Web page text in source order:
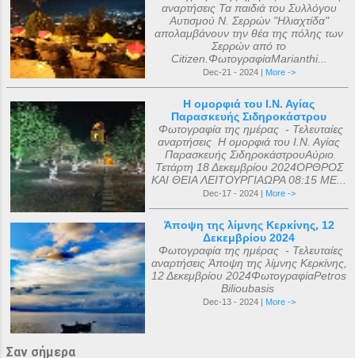
αναρτήσεις Τα παιδιά του Συλλόγου
Αυτισμού Ν. Σερρών "Ηλιαχτίδα"
απολαμβάνουν την θέα της πόλης των
Σερρών από το
Citizen.ΦωτογραφίαMarianthi...
Dec-21 - 2024 | More ->
Η ομορφιά του Ι.Ν. Αγίας
Παρασκευής Σιδηροκάστρου
Φωτογραφία της ημέρας - Τελευταίες
αναρτήσεις Η ομορφιά του Ι.Ν. Αγίας
Παρασκευής ΣιδηροκάστρουΑύριο
Τετάρτη 18 Δεκεμβρίου 2024ΟΡΘΡΟΣ
ΚΑΙ ΘΕΙΑ ΛΕΙΤΟΥΡΓΙΑΩΡΑ 08:15 ΜΕ...
Dec-17 - 2024 | More ->
Άποψη της λίμνης Κερκίνης, 12
Δεκεμβρίου 2024
Φωτογραφία της ημέρας - Τελευταίες
αναρτήσεις Άποψη της λίμνης Κερκίνης,
12 Δεκεμβρίου 2024ΦωτογραφίαPetros
Bilioubasis
Dec-13 - 2024 | More ->
Σαν σήμερα